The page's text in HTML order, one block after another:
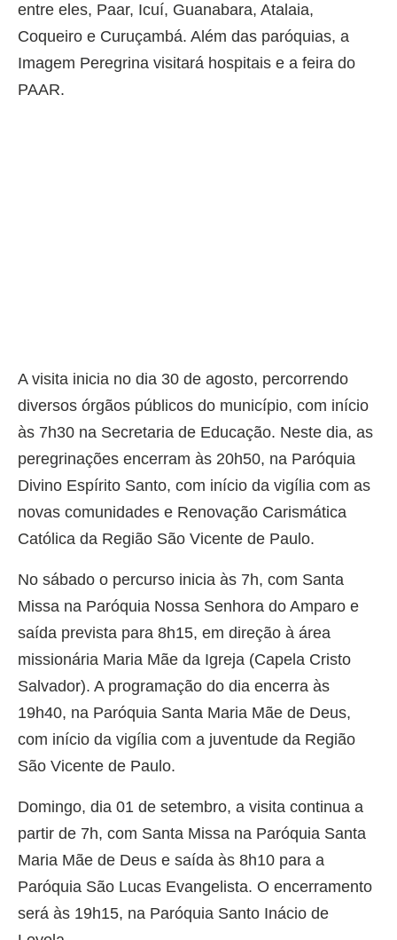
entre eles, Paar, Icuí, Guanabara, Atalaia,
Coqueiro e Curuçambá. Além das paróquias, a
Imagem Peregrina visitará hospitais e a feira do
PAAR.
A visita inicia no dia 30 de agosto, percorrendo
diversos órgãos públicos do município, com início
às 7h30 na Secretaria de Educação. Neste dia, as
peregrinações encerram às 20h50, na Paróquia
Divino Espírito Santo, com início da vigília com as
novas comunidades e Renovação Carismática
Católica da Região São Vicente de Paulo.
No sábado o percurso inicia às 7h, com Santa
Missa na Paróquia Nossa Senhora do Amparo e
saída prevista para 8h15, em direção à área
missionária Maria Mãe da Igreja (Capela Cristo
Salvador). A programação do dia encerra às
19h40, na Paróquia Santa Maria Mãe de Deus,
com início da vigília com a juventude da Região
São Vicente de Paulo.
Domingo, dia 01 de setembro, a visita continua a
partir de 7h, com Santa Missa na Paróquia Santa
Maria Mãe de Deus e saída às 8h10 para a
Paróquia São Lucas Evangelista. O encerramento
será às 19h15, na Paróquia Santo Inácio de